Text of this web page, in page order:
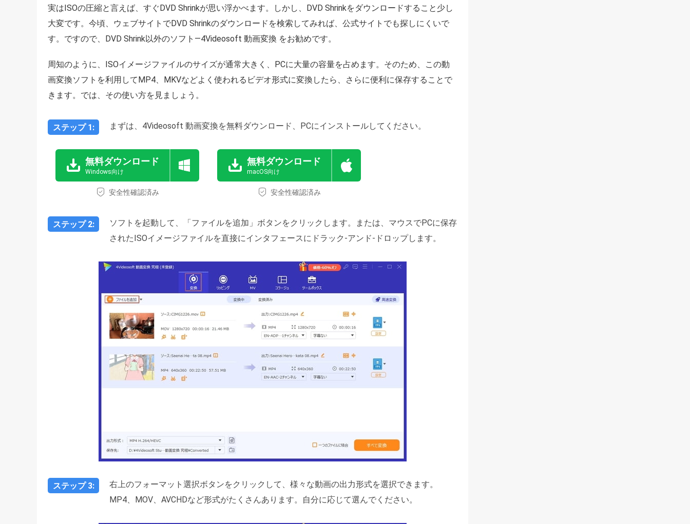
実はISOの圧縮と言えば、すぐDVD Shrinkが思い浮かべます。しかし、DVD Shrinkをダウンロードすること少し
大変です。今頃、ウェブサイトでDVD Shrinkのダウンロードを検索してみれば、公式サイトでも探しにくいで
す。ですので、DVD Shrink以外のソフト―4Videosoft 動画変換 をお勧めです。
周知のように、ISOイメージファイルのサイズが通常大きく、PCに大量の容量を占めます。そのため、この動
画変換ソフトを利用してMP4、MKVなどよく使われるビデオ形式に変換したら、さらに便利に保存することで
きます。では、その使い方を見ましょう。
ステップ 1: まずは、4Videosoft 動画変換を無料ダウンロード、PCにインストールしてください。
無料ダウンロード
Windows向け
安全性確認済み
無料ダウンロード
macOS向け
安全性確認済み
ステップ 2:
ソフトを起動して、「ファイルを追加」ボタンをクリックします。または、マウスでPCに保存
されたISOイメージファイルを直接にインタフェースにドラック‐アンド‐ドロップします。
ステップ 3:
右上のフォーマット選択ボタンをクリックして、様々な動画の出力形式を選択できます。
MP4、MOV、AVCHDなど形式がたくさんあります。自分に応じて選んでください。